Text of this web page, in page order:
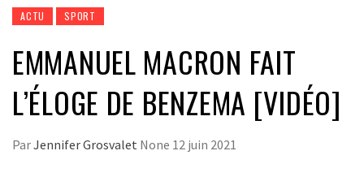
ACTU SPORT
EMMANUEL MACRON FAIT
L’ÉLOGE DE BENZEMA [VIDÉO]
ParJennifer Grosvalet None 12 juin 2021